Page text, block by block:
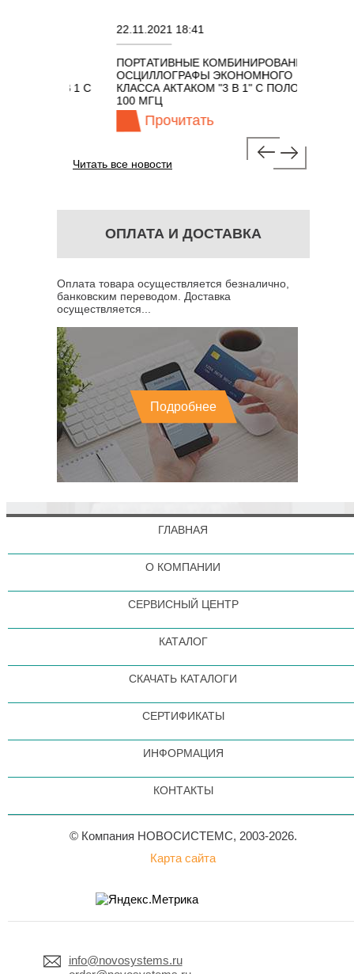
22.11.2021 18:41
ПОРТАТИВНЫЕ КОМБИНИРОВАННЫЕ
ОСЦИЛЛОГРАФЫ ЭКОНОМНОГО
КЛАССА АКТАКОМ "3 В 1" С ПОЛОСОЙ
100 МГЦ
Прочитать
Читать все новости
ОПЛАТА И ДОСТАВКА
Оплата товара осуществляется безналично,
банковским переводом. Доставка
осуществляется...
Подробнее
ГЛАВНАЯ
О КОМПАНИИ
СЕРВИСНЫЙ ЦЕНТР
КАТАЛОГ
СКАЧАТЬ КАТАЛОГИ
СЕРТИФИКАТЫ
ИНФОРМАЦИЯ
КОНТАКТЫ
© Компания НОВОСИСТЕМС, 2003-2026.
Карта сайта
info@novosystems.ru